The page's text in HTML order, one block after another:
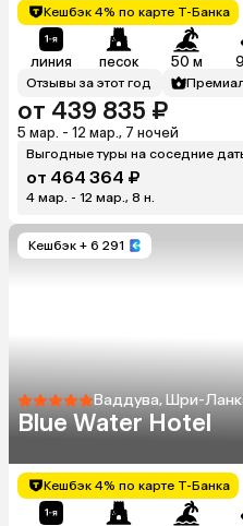
Кешбэк 4% по карте Т-Банка
линия песок 50 м
Отзывы за этот год
от 439 835 ₽
5 мар. - 12 мар., 7 ночей
Выгодные туры на соседние
от 464 364 ₽
4 мар. - 12 мар., 8 н.
Кешбэк + 6 291
Ваддува, Шри-
Blue Water Hotel
Кешбэк 4% по карте Т-Банка